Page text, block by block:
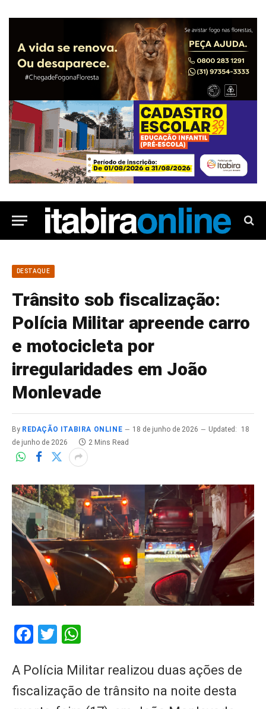
DESTAQUE
Trânsito sob fiscalização:
Polícia Militar apreende carro
e motocicleta por
irregularidades em João
Monlevade
By REDAÇÃO ITABIRA ONLINE 18 de junho de 2026 Updated:
18
de junho de 2026
2 Mins Read
Facebook
Twitter
A Polícia Militar realizou duas ações de
fiscalização de trânsito na noite desta